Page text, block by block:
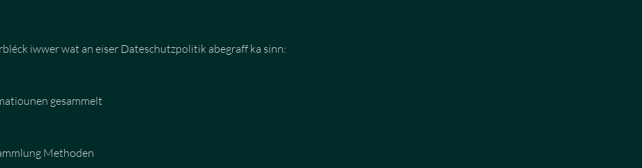
iwwer wat an eiser Dateschutzpolitik abegraff ka sinn:
gesammelt
Methoden